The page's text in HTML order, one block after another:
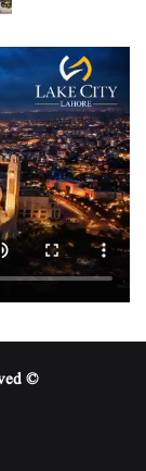
© Copyright 2026, All Rights Reserved